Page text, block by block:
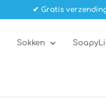
✔ Gratis
Sokken